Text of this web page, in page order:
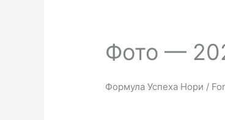
Фото —
Формула Успеха Нори /